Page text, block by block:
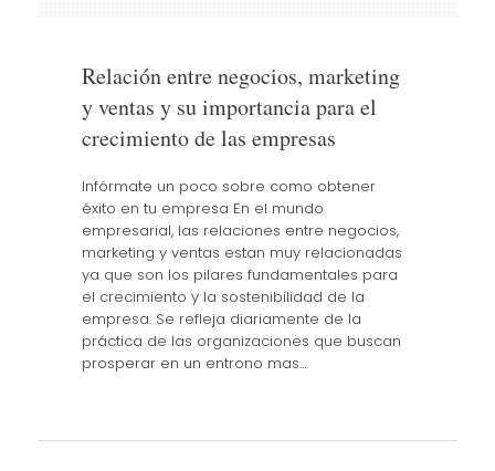
Relación entre negocios, marketing
y ventas y su importancia para el
crecimiento de las empresas
Infórmate un poco sobre como obtener
éxito en tu empresa En el mundo
empresarial, las relaciones entre negocios,
marketing y ventas estan muy relacionadas
ya que son los pilares fundamentales para
el crecimiento y la sostenibilidad de la
empresa. Se refleja diariamente de la
práctica de las organizaciones que buscan
prosperar en un entrono mas…